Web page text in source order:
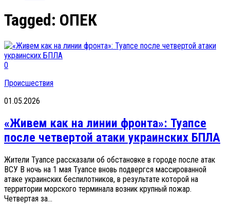
Tagged: ОПЕК
0
Происшествия
01.05.2026
«Живем как на линии фронта»: Туапсе
после четвертой атаки украинских БПЛА
Жители Туапсе рассказали об обстановке в городе после атак
ВСУ В ночь на 1 мая Туапсе вновь подвергся массированной
атаке украинских беспилотников, в результате которой на
территории морского терминала возник крупный пожар.
Четвертая за...